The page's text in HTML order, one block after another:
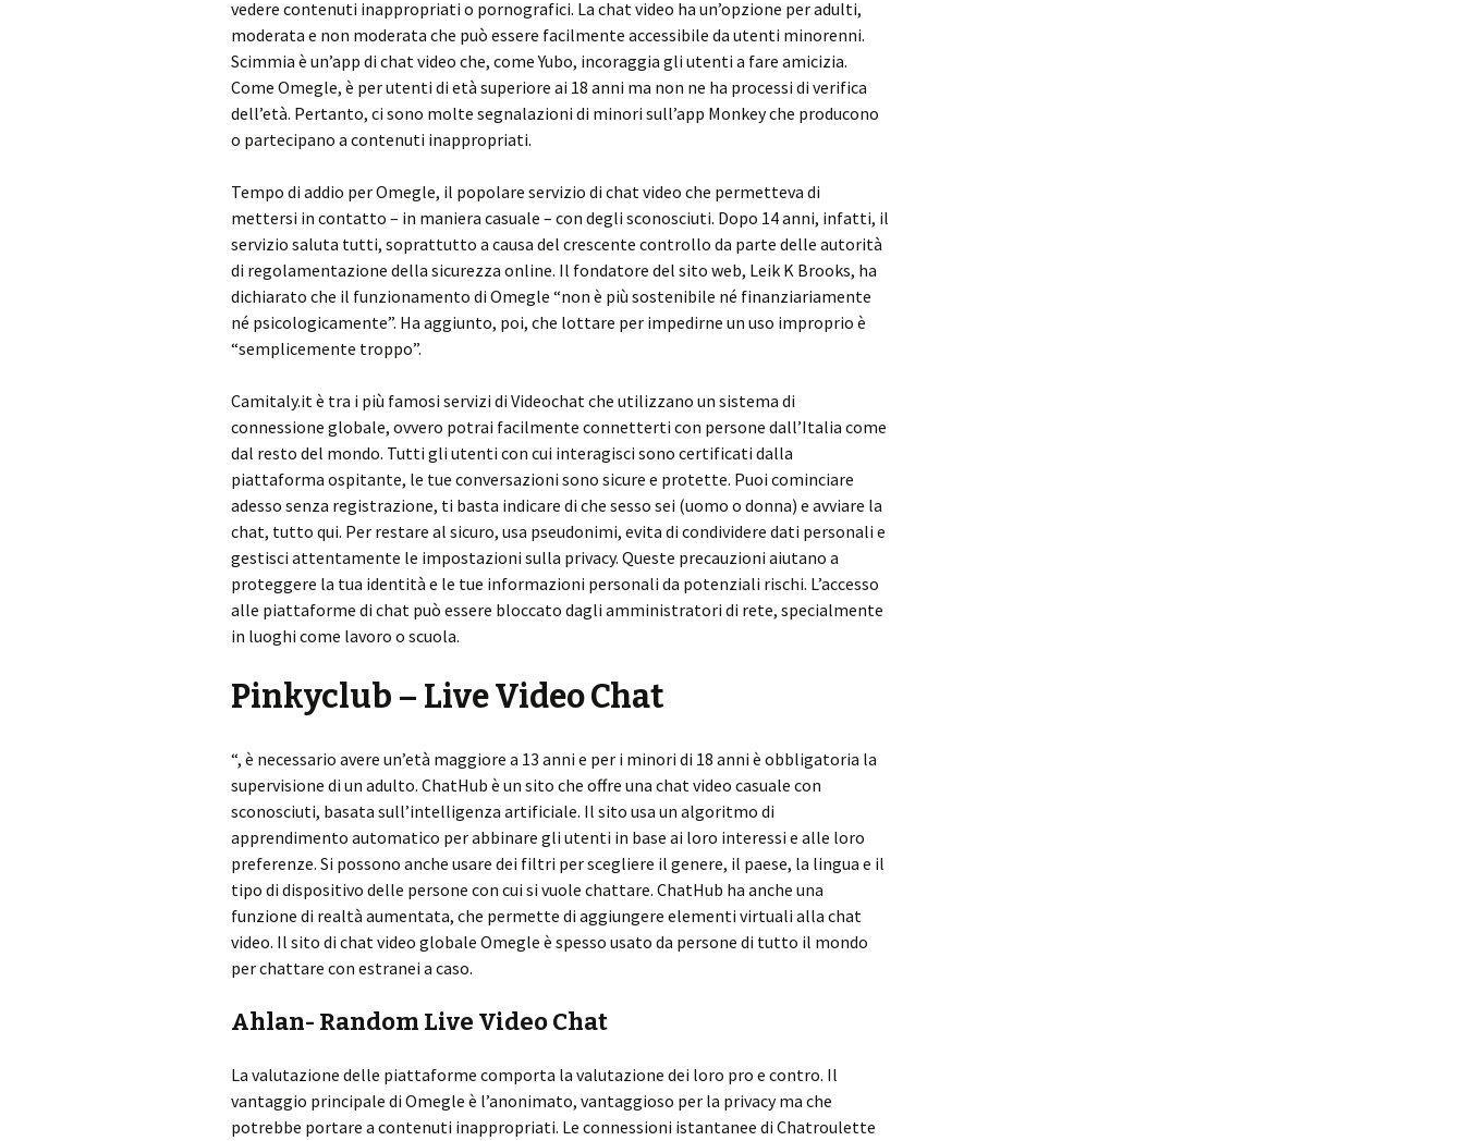
vedere contenuti inappropriati o pornografici. La chat video ha un’opzione per adulti,
moderata e non moderata che può essere facilmente accessibile da utenti minorenni.
Scimmia è un’app di chat video che, come Yubo, incoraggia gli utenti a fare amicizia.
Come Omegle, è per utenti di età superiore ai 18 anni ma non ne ha processi di verifica
dell’età. Pertanto, ci sono molte segnalazioni di minori sull’app Monkey che producono
o partecipano a contenuti inappropriati.
Tempo di addio per Omegle, il popolare servizio di chat video che permetteva di
mettersi in contatto – in maniera casuale – con degli sconosciuti. Dopo 14 anni, infatti, il
servizio saluta tutti, soprattutto a causa del crescente controllo da parte delle autorità
di regolamentazione della sicurezza online. Il fondatore del sito web, Leik K Brooks, ha
dichiarato che il funzionamento di Omegle “non è più sostenibile né finanziariamente
né psicologicamente”. Ha aggiunto, poi, che lottare per impedirne un uso improprio è
“semplicemente troppo”.
Camitaly.it è tra i più famosi servizi di Videochat che utilizzano un sistema di
connessione globale, ovvero potrai facilmente connetterti con persone dall’Italia come
dal resto del mondo. Tutti gli utenti con cui interagisci sono certificati dalla
piattaforma ospitante, le tue conversazioni sono sicure e protette. Puoi cominciare
adesso senza registrazione, ti basta indicare di che sesso sei (uomo o donna) e avviare la
chat, tutto qui. Per restare al sicuro, usa pseudonimi, evita di condividere dati personali e
gestisci attentamente le impostazioni sulla privacy. Queste precauzioni aiutano a
proteggere la tua identità e le tue informazioni personali da potenziali rischi. L’accesso
alle piattaforme di chat può essere bloccato dagli amministratori di rete, specialmente
in luoghi come lavoro o scuola.
Pinkyclub – Live Video Chat
“, è necessario avere un’età maggiore a 13 anni e per i minori di 18 anni è obbligatoria la
supervisione di un adulto. ChatHub è un sito che offre una chat video casuale con
sconosciuti, basata sull’intelligenza artificiale. Il sito usa un algoritmo di
apprendimento automatico per abbinare gli utenti in base ai loro interessi e alle loro
preferenze. Si possono anche usare dei filtri per scegliere il genere, il paese, la lingua e il
tipo di dispositivo delle persone con cui si vuole chattare. ChatHub ha anche una
funzione di realtà aumentata, che permette di aggiungere elementi virtuali alla chat
video. Il sito di chat video globale Omegle è spesso usato da persone di tutto il mondo
per chattare con estranei a caso.
Ahlan- Random Live Video Chat
La valutazione delle piattaforme comporta la valutazione dei loro pro e contro. Il
vantaggio principale di Omegle è l’anonimato, vantaggioso per la privacy ma che
potrebbe portare a contenuti inappropriati. Le connessioni istantanee di Chatroulette